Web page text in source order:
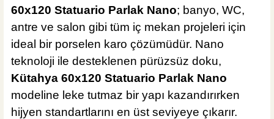
60x120 Statuario Parlak Nano; banyo, WC,
antre ve salon gibi tüm iç mekan projeleri için
ideal bir porselen karo çözümüdür. Nano
teknoloji ile desteklenen pürüzsüz doku,
Kütahya 60x120 Statuario Parlak Nano
modeline leke tutmaz bir yapı kazandırırken
hijyen standartlarını en üst seviyeye çıkarır.